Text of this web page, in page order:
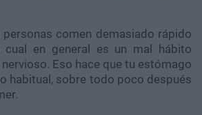
personas comen demasiado rápido
en general es un mal hábito
Eso hace que tu estómago
habitual, sobre todo poco después